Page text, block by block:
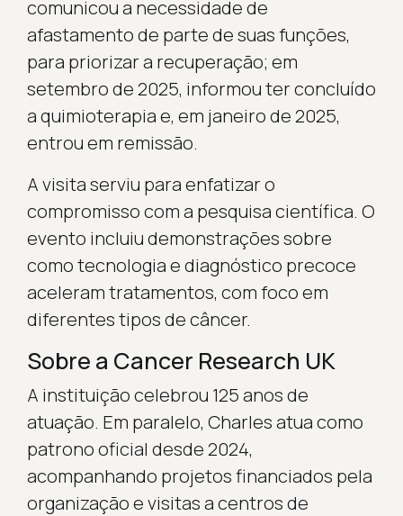
comunicou a necessidade de
afastamento de parte de suas funções,
para priorizar a recuperação; em
setembro de 2025, informou ter concluído
a quimioterapia e, em janeiro de 2025,
entrou em remissão.
A visita serviu para enfatizar o
compromisso com a pesquisa científica. O
evento incluiu demonstrações sobre
como tecnologia e diagnóstico precoce
aceleram tratamentos, com foco em
diferentes tipos de câncer.
Sobre a Cancer Research UK
A instituição celebrou 125 anos de
atuação. Em paralelo, Charles atua como
patrono oficial desde 2024,
acompanhando projetos financiados pela
organização e visitas a centros de